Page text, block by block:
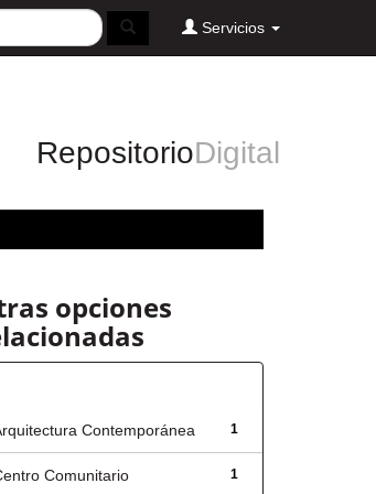
Servicios
RepositorioDigital
opciones
1
Contemporánea
1
Comunitario